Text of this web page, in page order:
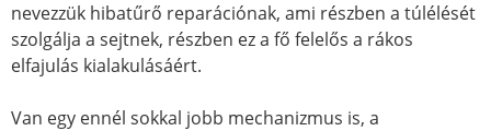
nevezzük hibatűrő reparációnak, ami részben a túlélését
szolgálja a sejtnek, részben ez a fő felelős a rákos
elfajulás kialakulásáért.
Van egy ennél sokkal jobb mechanizmus is, a